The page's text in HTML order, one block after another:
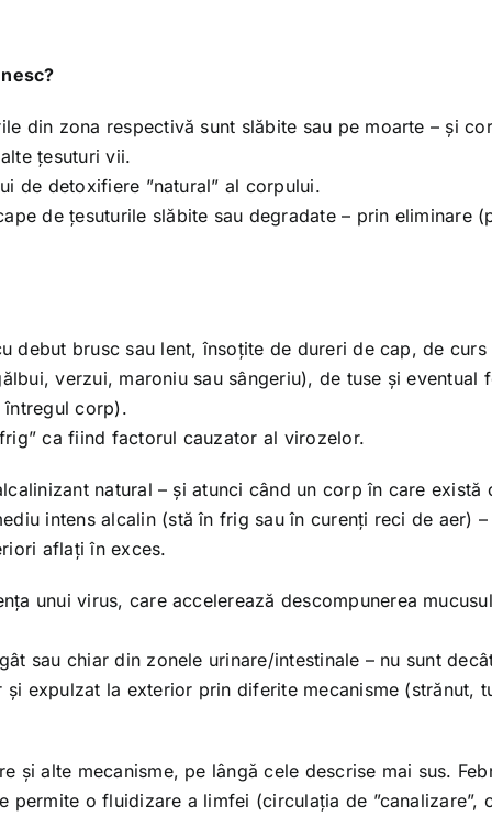
din zona respectivă sunt slăbite sau pe moarte – și
țesuturi vii.
de detoxifiere ”natural” al corpului.
de țesuturile slăbite sau degradate – prin eliminare
debut brusc sau lent, însoțite de dureri de cap, de curs
verzui, maroniu sau sângeriu), de tuse și eventual
întregul corp).
ca fiind factorul cauzator al virozelor.
natural – și atunci când un corp în care există
intens alcalin (stă în frig sau în curenți reci de aer) –
aflați în exces.
unui virus, care accelerează descompunerea
sau chiar din zonele urinare/intestinale – nu sunt
expulzat la exterior prin diferite mecanisme (strănut,
și alte mecanisme, pe lângă cele descrise mai sus.
permite o fluidizare a limfei (circulația de ”canalizare”,